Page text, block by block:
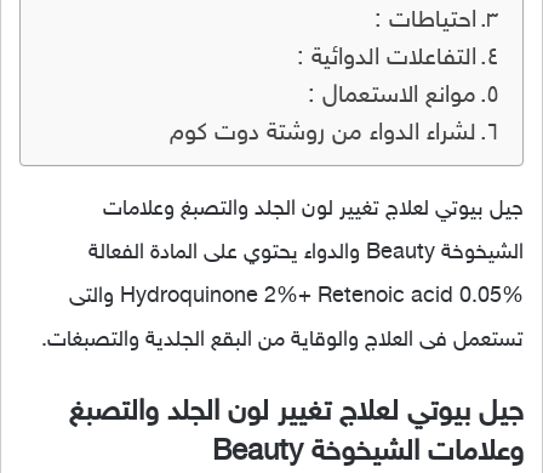
احتياطات :
التفاعلات الدوائية :
موانع الاستعمال :
لشراء الدواء من روشتة دوت كوم
جيل بيوتي لعلاج تغيير لون الجلد والتصبغ وعلامات
الشيخوخة Beauty والدواء يحتوي على المادة الفعالة
Hydroquinone 2%+ Retenoic acid 0.05% والتى
تستعمل فى العلاج والوقاية من البقع الجلدية والتصبغات.
جيل بيوتي لعلاج تغيير لون الجلد والتصبغ
وعلامات الشيخوخة Beauty